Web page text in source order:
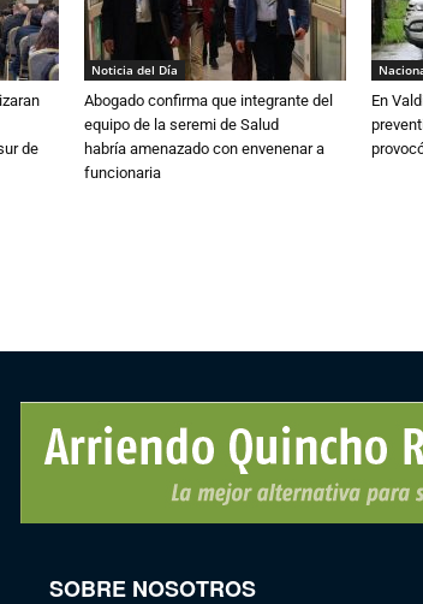
de
Noticia del Día
Abogado confirma que integrante del
equipo de la seremi de Salud
habría amenazado con envenenar a
funcionaria
En
SOBRE NOSOTROS